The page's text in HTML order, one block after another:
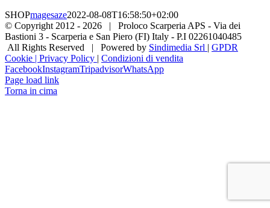
SHOPmagesaze2022-08-08T16:58:50+02:00
© Copyright 2012 - 2026 | Proloco Scarperia APS - Via dei
Bastioni 3 - Scarperia e San Piero (FI) Italy - P.I 02261040485
All Rights Reserved | Powered by Sindimedia Srl | GPDR
Cookie | Privacy Policy | Condizioni di vendita
FacebookInstagramTripadvisorWhatsApp
Page load link
Torna in cima